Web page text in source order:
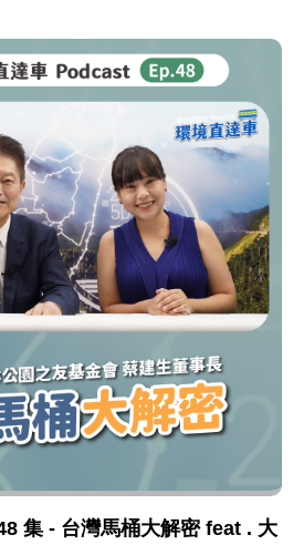
集 - 台灣馬桶大解密 feat . 大